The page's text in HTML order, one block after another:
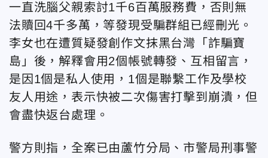
一直洗腦父親索討1千6百萬服務費，否則無
法贖回4千多萬，等發現受騙群組已經刪光。
李女也在遭質疑發創作文抹黑台灣「詐騙寶
島」後，解釋會用2個帳號轉發、互相留言，
是因1個是私人使用，1個是聯繫工作及學校
友人用途，表示快被二次傷害打擊到崩潰，但
會盡快返台處理。
警方則指，全案已由蘆竹分局、市警局刑事警